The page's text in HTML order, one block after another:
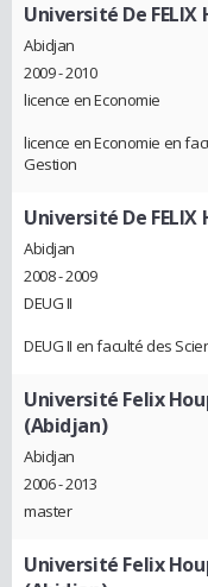
Université De FELIX
Abidjan
2009 - 2010
licence en Economie
licence en Economie en
Gestion
Université De FELIX
Abidjan
2008 - 2009
DEUG II
DEUG II en faculté des
Université Felix
(Abidjan)
Abidjan
2006 - 2013
master
Université Felix